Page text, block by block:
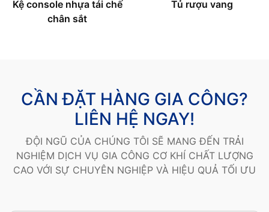
Kệ console nhựa tái chế
chân sắt
Tủ rượu vang
CẦN ĐẶT HÀNG GIA CÔNG?
LIÊN HỆ NGAY!
ĐỘI NGŨ CỦA CHÚNG TÔI SẼ MANG ĐẾN TRẢI
NGHIỆM DỊCH VỤ GIA CÔNG CƠ KHÍ CHẤT LƯỢNG
CAO VỚI SỰ CHUYÊN NGHIỆP VÀ HIỆU QUẢ TỐI ƯU